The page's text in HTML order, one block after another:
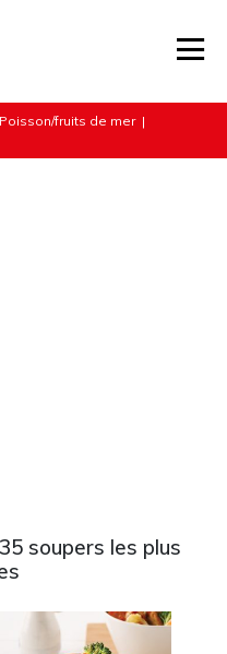
Poisson/fruits de mer |
soupers les plus